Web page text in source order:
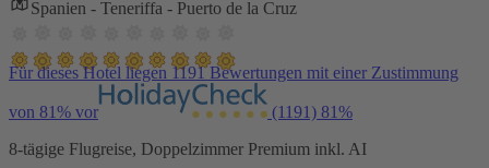
Spanien - Teneriffa - Puerto de la Cruz
Für dieses Hotel liegen 1191 Bewertungen mit einer Zustimmung
von 81% vor (1191) 81%
8-tägige Flugreise, Doppelzimmer Premium inkl. AI